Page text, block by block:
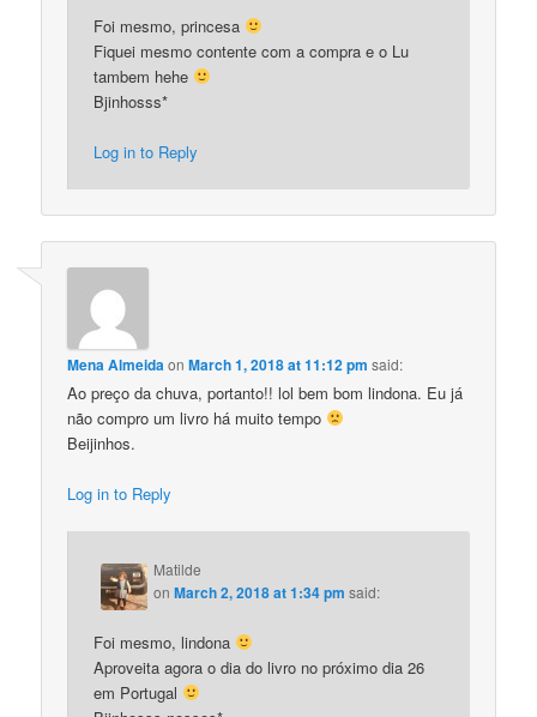
Foi mesmo, princesa
Fiquei mesmo contente com a compra e o Lu
tambem hehe
Bjinhosss*
Log in to Reply
Mena AlmeidaonMarch 1, 2018 at 11:12 pm said:
Ao preço da chuva, portanto!! lol bem bom lindona. Eu já
não compro um livro há muito tempo
Beijinhos.
Log in to Reply
Matilde
onMarch 2, 2018 at 1:34 pm said:
Foi mesmo, lindona
Aproveita agora o dia do livro no próximo dia 26
em Portugal